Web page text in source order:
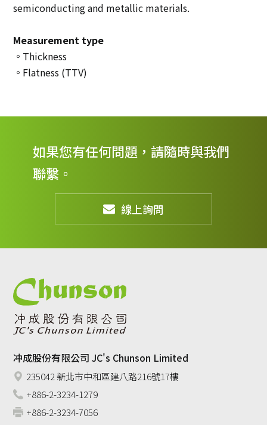
semiconducting and metallic materials.
Measurement type
。Thickness
。Flatness (TTV)
如果您有任何問題，請隨時與我們
聯繫。
線上詢問
冲成股份有限公司 JC's Chunson Limited
235042 新北市中和區建八路216號17樓
+886-2-3234-1279
+886-2-3234-7056